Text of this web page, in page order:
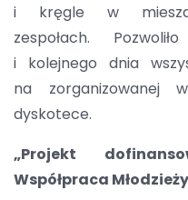
i kręgle w
zespołach.
i kolejnego dnia
na zorganizowanej
dyskotece.
„Projekt
Współpraca